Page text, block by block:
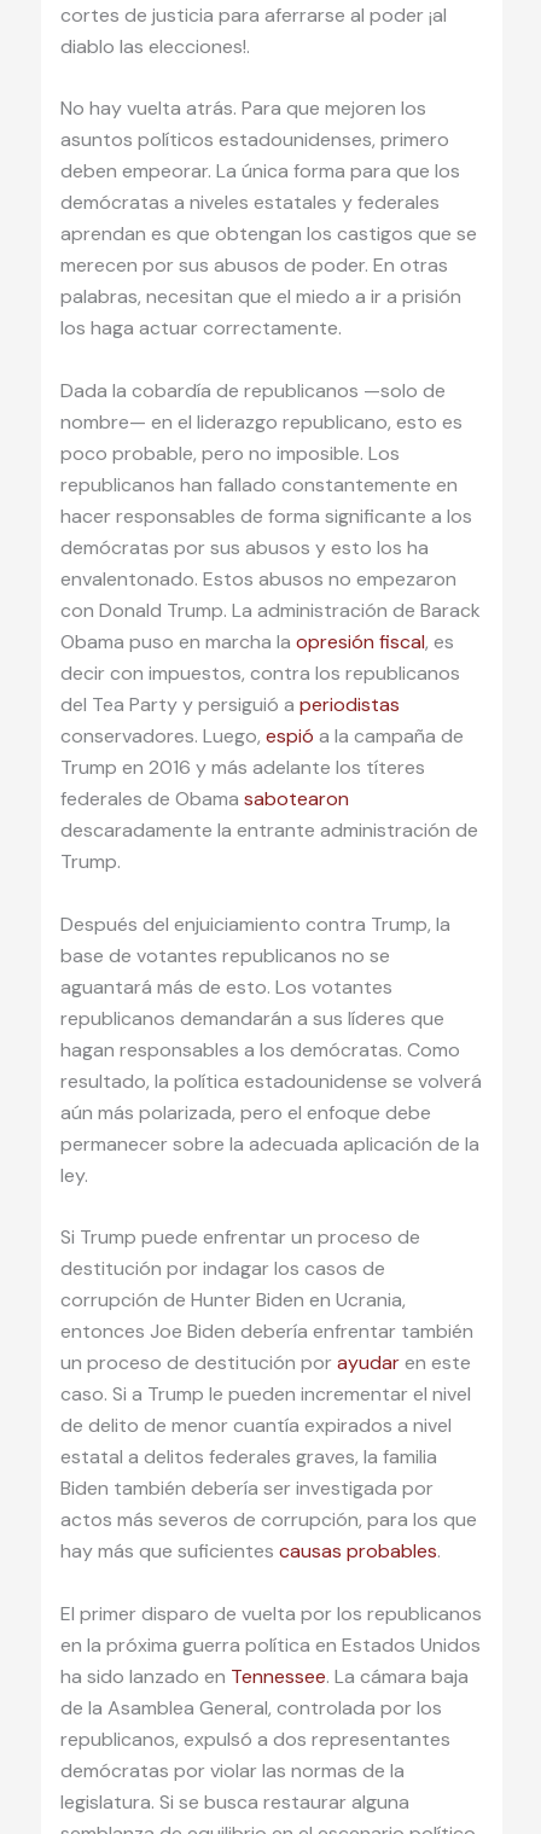
cortes de justicia para aferrarse al poder ¡al
diablo las elecciones!.
No hay vuelta atrás. Para que mejoren los
asuntos políticos estadounidenses, primero
deben empeorar. La única forma para que los
demócratas a niveles estatales y federales
aprendan es que obtengan los castigos que se
merecen por sus abusos de poder. En otras
palabras, necesitan que el miedo a ir a prisión
los haga actuar correctamente.
Dada la cobardía de republicanos —solo de
nombre— en el liderazgo republicano, esto es
poco probable, pero no imposible. Los
republicanos han fallado constantemente en
hacer responsables de forma significante a los
demócratas por sus abusos y esto los ha
envalentonado. Estos abusos no empezaron
con Donald Trump. La administración de Barack
Obama puso en marcha la opresión fiscal, es
decir con impuestos, contra los republicanos
del Tea Party y persiguió a periodistas
conservadores. Luego, espió a la campaña de
Trump en 2016 y más adelante los títeres
federales de Obama sabotearon
descaradamente la entrante administración de
Trump.
Después del enjuiciamiento contra Trump, la
base de votantes republicanos no se
aguantará más de esto. Los votantes
republicanos demandarán a sus líderes que
hagan responsables a los demócratas. Como
resultado, la política estadounidense se volverá
aún más polarizada, pero el enfoque debe
permanecer sobre la adecuada aplicación de la
ley.
Si Trump puede enfrentar un proceso de
destitución por indagar los casos de
corrupción de Hunter Biden en Ucrania,
entonces Joe Biden debería enfrentar también
un proceso de destitución porayudaren este
caso. Si a Trump le pueden incrementar el nivel
de delito de menor cuantía expirados a nivel
estatal a delitos federales graves, la familia
Biden también debería ser investigada por
actos más severos de corrupción, para los que
hay más que suficientes causas probables.
El primer disparo de vuelta por los republicanos
en la próxima guerra política en Estados Unidos
ha sido lanzado en Tennessee. La cámara baja
de la Asamblea General, controlada por los
republicanos, expulsó a dos representantes
demócratas por violar las normas de la
legislatura. Si se busca restaurar alguna